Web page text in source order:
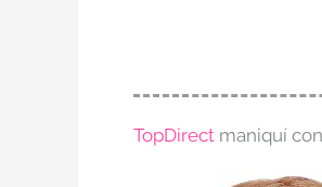
TopDirect maniquí